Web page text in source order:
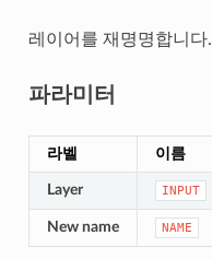
레이어를 재명명합니다.
파라미터
라벨 이름
Layer INPUT
New name NAME